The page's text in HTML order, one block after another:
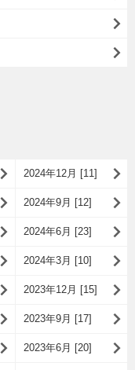
2024年12月 [11]
2024年9月 [12]
2024年6月 [23]
2024年3月 [10]
2023年12月 [15]
2023年9月 [17]
2023年6月 [20]